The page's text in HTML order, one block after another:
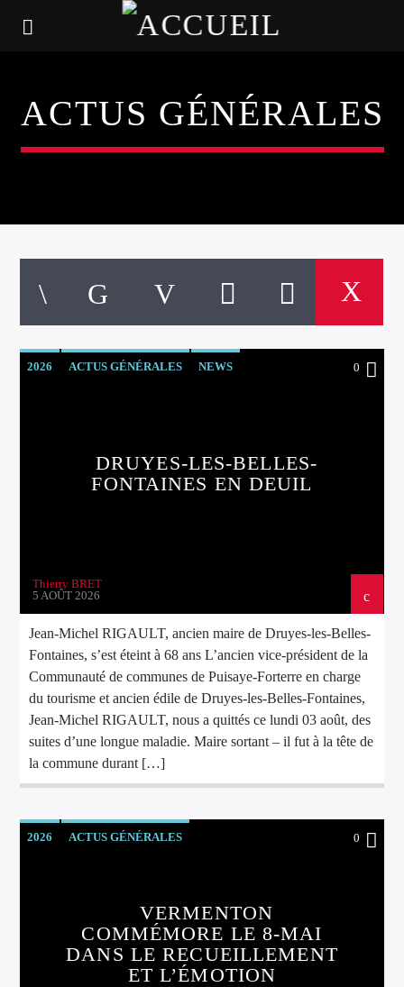
ACTUS GÉNÉRALES
2026 ACTUS GÉNÉRALES NEWS 0
DRUYES-LES-BELLES-
FONTAINES EN DEUIL
Thierry BRET
5 AOÛT 2026
Jean-Michel RIGAULT, ancien maire de Druyes-les-Belles-
Fontaines, s’est éteint à 68 ans L’ancien vice-président de la
Communauté de communes de Puisaye-Forterre en charge
du tourisme et ancien édile de Druyes-les-Belles-Fontaines,
Jean-Michel RIGAULT, nous a quittés ce lundi 03 août, des
suites d’une longue maladie. Maire sortant – il fut à la tête de
la commune durant […]
2026 ACTUS GÉNÉRALES 0
VERMENTON
COMMÉMORE LE 8-MAI
DANS LE RECUEILLEMENT
ET L’ÉMOTION